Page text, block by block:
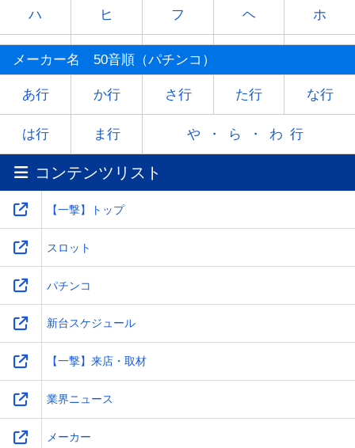
ハ ヒ フ ヘ ホ
マ ミ ム
ヤ - ユ - ヨ
ラ リ レ
ワ -
メーカー名 50音順（パチンコ）
あ行 か行 さ行 た行 な行
は行 ま行 や・ら・わ行
コンテンツリスト
【一撃】トップ
スロット
パチンコ
新台スケジュール
【一撃】来店・取材
業界ニュース
メーカー